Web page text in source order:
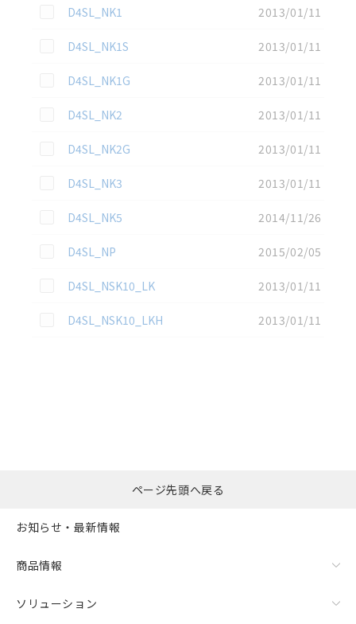
この資料を選択
D4SL_NK1
2013/01/11
この資料を選択
D4SL_NK1S
2013/01/11
この資料を選択
D4SL_NK1G
2013/01/11
この資料を選択
D4SL_NK2
2013/01/11
この資料を選択
D4SL_NK2G
2013/01/11
この資料を選択
D4SL_NK3
2013/01/11
この資料を選択
D4SL_NK5
2014/11/26
この資料を選択
D4SL_NP
2015/02/05
この資料を選択
D4SL_NSK10_LK
2013/01/11
この資料を選択
D4SL_NSK10_LKH 2013/01/11
括ダウンロード
ページ先頭へ戻る
お知らせ・最新情報
商品情報
ソリューション